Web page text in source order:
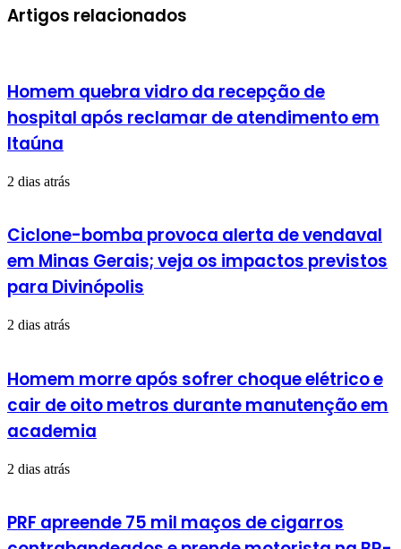
mail
Artigos relacionados
Homem quebra vidro da recepção de
hospital após reclamar de atendimento em
Itaúna
2 dias atrás
Ciclone-bomba provoca alerta de vendaval
em Minas Gerais; veja os impactos previstos
para Divinópolis
2 dias atrás
Homem morre após sofrer choque elétrico e
cair de oito metros durante manutenção em
academia
2 dias atrás
PRF apreende 75 mil maços de cigarros